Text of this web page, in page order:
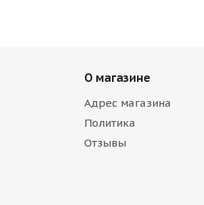
О магазине
Адрес магазина
Политика
Отзывы